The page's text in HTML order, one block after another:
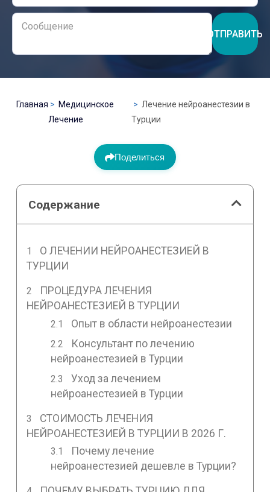
ОТПРАВИТЬ
Главная
Медицинское
Лечение
Лечение нейроанестезии в
Турции
Поделиться
Содержание
О ЛЕЧЕНИИ НЕЙРОАНЕСТЕЗИЕЙ В
ТУРЦИИ
ПРОЦЕДУРА ЛЕЧЕНИЯ
НЕЙРОАНЕСТЕЗИЕЙ В ТУРЦИИ
Опыт в области нейроанестезии
Консультант по лечению
нейроанестезией в Турции
Уход за лечением
нейроанестезией в Турции
СТОИМОСТЬ ЛЕЧЕНИЯ
НЕЙРОАНЕСТЕЗИЕЙ В ТУРЦИИ В 2026 Г.
Почему лечение
нейроанестезией дешевле в Турции?